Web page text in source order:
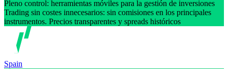
Pleno control: herramientas móviles para la gestión de inversiones
Trading sin costes innecesarios: sin comisiones en los principales
instrumentos. Precios transparentes y spreads históricos
Spain